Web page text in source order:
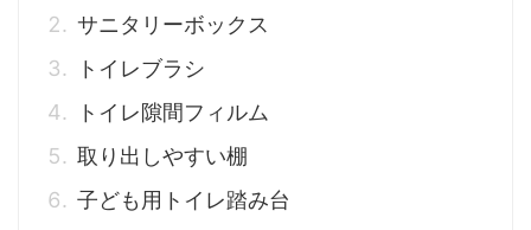
サニタリーボックス
トイレブラシ
トイレ隙間フィルム
取り出しやすい棚
子ども用トイレ踏み台